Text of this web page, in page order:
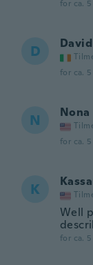
for ca.
D David
for ca.
N Nona
for ca.
K
Well
for ca.